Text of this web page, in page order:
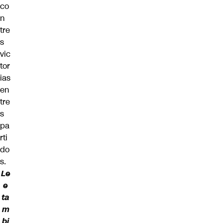
co
n
tre
s
vic
tor
ias
en
tre
s
pa
rti
do
s.
Le
e
ta
m